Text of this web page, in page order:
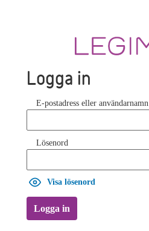
Logga in
E-postadress eller användarnamn
Lösenord
Visa lösenord
Logga in